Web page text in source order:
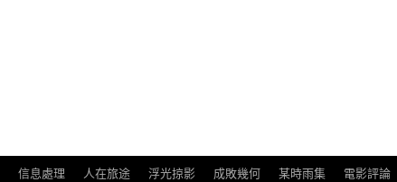
信息處理 人在旅途 浮光掠影 成敗幾何 某時雨集 電影評論